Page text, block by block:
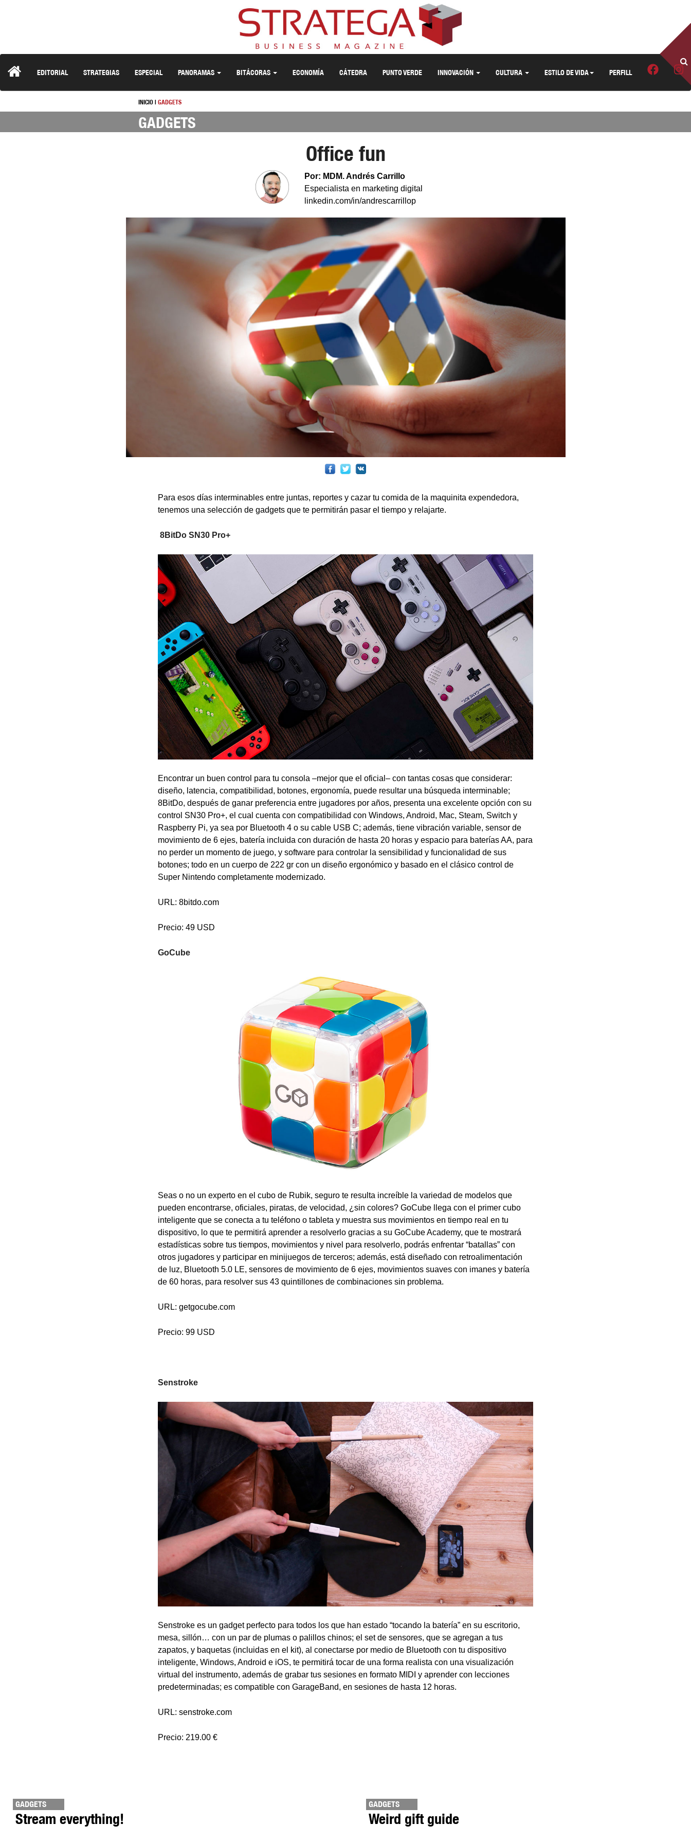
EDITORIAL STRATEGIAS ESPECIAL PANORAMAS BITÁCORAS ECONOMÍA CÁTEDRA PUNTO VERDE INNOVACIÓN CULTURA ESTILO DE VIDA PERFILL
INICIO| GADGETS
GADGETS
Office fun
Por: MDM. Andrés Carrillo
Especialista en marketing digital
linkedin.com/in/andrescarrillop
Para esos días interminables entre juntas, reportes y cazar tu comida de la maquinita expendedora,
tenemos una selección de gadgets que te permitirán pasar el tiempo y relajarte.
8BitDo SN30 Pro+
Encontrar un buen control para tu consola –mejor que el oficial– con tantas cosas que considerar:
diseño, latencia, compatibilidad, botones, ergonomía, puede resultar una búsqueda interminable;
8BitDo, después de ganar preferencia entre jugadores por años, presenta una excelente opción con su
control SN30 Pro+, el cual cuenta con compatibilidad con Windows, Android, Mac, Steam, Switch y
Raspberry Pi, ya sea por Bluetooth 4 o su cable USB C; además, tiene vibración variable, sensor de
movimiento de 6 ejes, batería incluida con duración de hasta 20 horas y espacio para baterías AA, para
no perder un momento de juego, y software para controlar la sensibilidad y funcionalidad de sus
botones; todo en un cuerpo de 222 gr con un diseño ergonómico y basado en el clásico control de
Super Nintendo completamente modernizado.
URL: 8bitdo.com
Precio: 49 USD
GoCube
Seas o no un experto en el cubo de Rubik, seguro te resulta increíble la variedad de modelos que
pueden encontrarse, oficiales, piratas, de velocidad, ¿sin colores? GoCube llega con el primer cubo
inteligente que se conecta a tu teléfono o tableta y muestra sus movimientos en tiempo real en tu
dispositivo, lo que te permitirá aprender a resolverlo gracias a su GoCube Academy, que te mostrará
estadísticas sobre tus tiempos, movimientos y nivel para resolverlo, podrás enfrentar “batallas” con
otros jugadores y participar en minijuegos de terceros; además, está diseñado con retroalimentación
de luz, Bluetooth 5.0 LE, sensores de movimiento de 6 ejes, movimientos suaves con imanes y batería
de 60 horas, para resolver sus 43 quintillones de combinaciones sin problema.
URL: getgocube.com
Precio: 99 USD
Senstroke
Senstroke es un gadget perfecto para todos los que han estado “tocando la batería” en su escritorio,
mesa, sillón… con un par de plumas o palillos chinos; el set de sensores, que se agregan a tus
zapatos, y baquetas (incluidas en el kit), al conectarse por medio de Bluetooth con tu dispositivo
inteligente, Windows, Android e iOS, te permitirá tocar de una forma realista con una visualización
virtual del instrumento, además de grabar tus sesiones en formato MIDI y aprender con lecciones
predeterminadas; es compatible con GarageBand, en sesiones de hasta 12 horas.
URL: senstroke.com
Precio: 219.00 €
GADGETS
Stream everything!
GADGETS
Weird gift guide